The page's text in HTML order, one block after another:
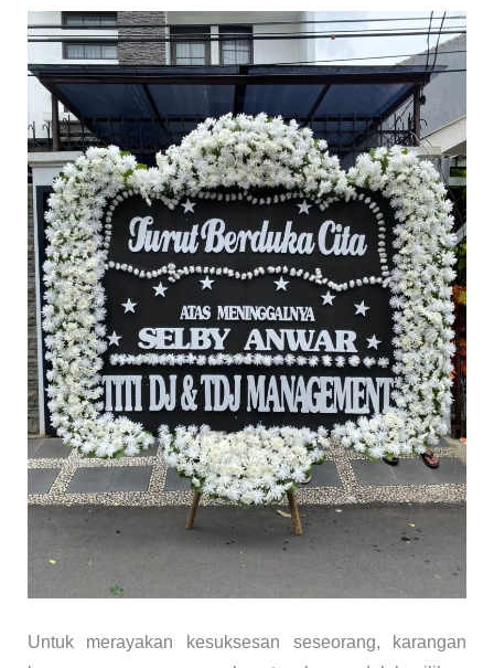
Untuk merayakan kesuksesan seseorang, karangan